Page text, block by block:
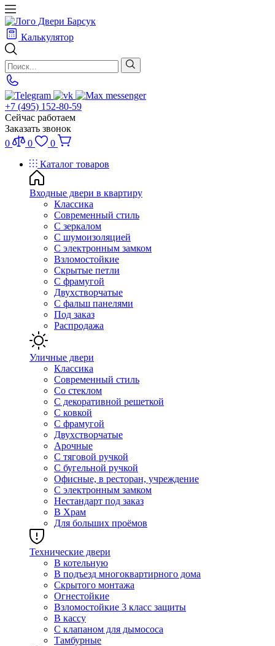
Калькулятор
+7 (495) 152-80-59
Сейчас работаем
Заказать звонок
0
0
0
Каталог товаров
Входные двери в квартиру
Классика
Современный стиль
С зеркалом
С шумоизоляцией
С электронным замком
Взломостойкие
Скрытые петли
С фрамугой
Двухстворчатые
С фальш панелями
Под заказ
Распродажа
Уличные двери
Классика
Современный стиль
Со стеклом
С декоративной решеткой
С ковкой
С фрамугой
Двухстворчатые
Арочные
С тяговой ручкой
С бугельной ручкой
Офисные, в ресторан, учреждение
С электронным замком
Нестандарт под заказ
В Храм
Для больших проёмов
Технические двери
В котельную
В подъезд многоквартирного дома
Скрытого монтажа
Огнестойкие
Взломостойкие 3 класс защиты
В кассу
С клапаном для дымососа
Тамбурные